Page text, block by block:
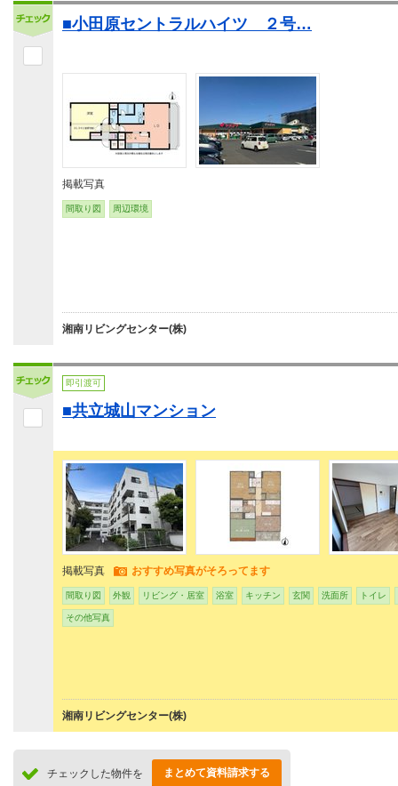
■小田原セントラルハイツ ２号…
掲載写真
間取り図 周辺環境
湘南リビングセンター(株)
即引渡可
■共立城山マンション
掲載写真 おすすめ写真がそろってます
間取り図 外観 リビング・居室 浴室 キッチン 玄関 洗面所 トイレ
その他写真
湘南リビングセンター(株)
チェックした物件を まとめて資料請求する